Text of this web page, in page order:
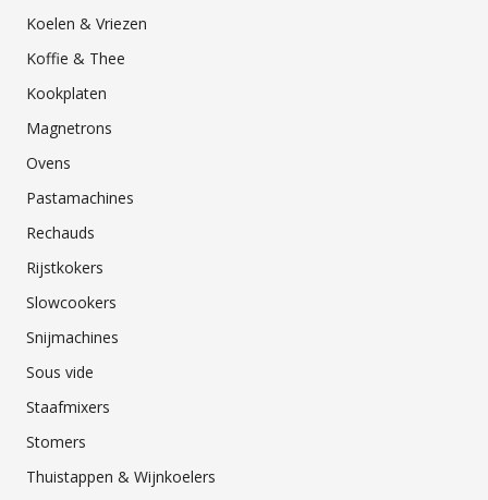
Koelen & Vriezen
Koffie & Thee
Kookplaten
Magnetrons
Ovens
Pastamachines
Rechauds
Rijstkokers
Slowcookers
Snijmachines
Sous vide
Staafmixers
Stomers
Thuistappen & Wijnkoelers